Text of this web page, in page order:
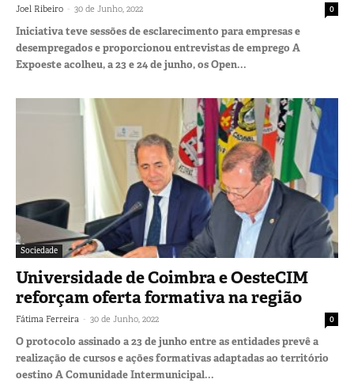
Joel Ribeiro - 30 de Junho, 2022 0
Iniciativa teve sessões de esclarecimento para empresas e
desempregados e proporcionou entrevistas de emprego A
Expoeste acolheu, a 23 e 24 de junho, os Open...
Sociedade
Universidade de Coimbra e OesteCIM
reforçam oferta formativa na região
Fátima Ferreira - 30 de Junho, 2022 0
O protocolo assinado a 23 de junho entre as entidades prevê a
realização de cursos e ações formativas adaptadas ao território
oestino A Comunidade Intermunicipal...